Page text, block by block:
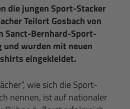
die jungen Sport-Stacker
Teilort Gosbach von
Sanct-Bernhard-Sport-
wurden mit neuen
eingekleidet.
wie sich die Sport-
nennen, ist auf nationaler